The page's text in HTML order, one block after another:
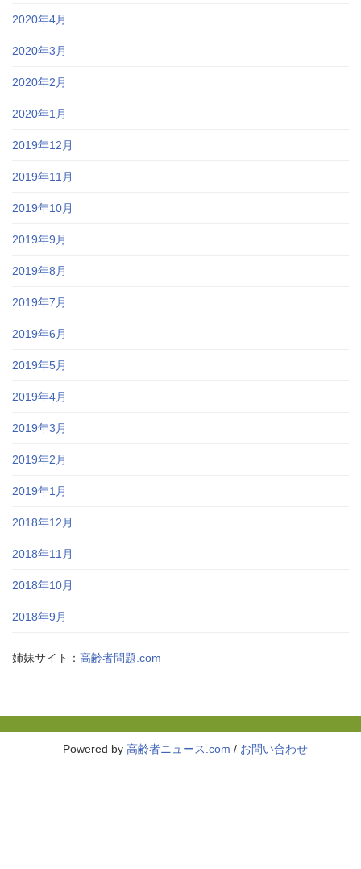
2020年4月
2020年3月
2020年2月
2020年1月
2019年12月
2019年11月
2019年10月
2019年9月
2019年8月
2019年7月
2019年6月
2019年5月
2019年4月
2019年3月
2019年2月
2019年1月
2018年12月
2018年11月
2018年10月
2018年9月
姉妹サイト： 高齢者問題.com
Powered by 高齢者ニュース.com / お問い合わせ